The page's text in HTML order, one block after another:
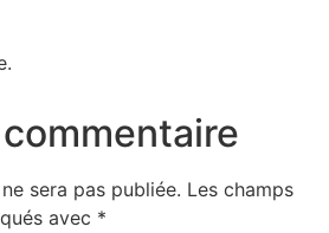
sera pas publiée. Les champs
avec *